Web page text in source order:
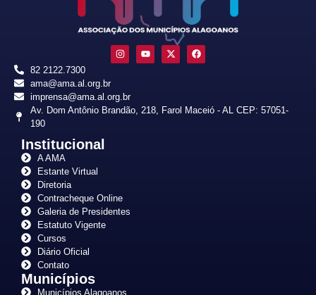
82 2122.7300
ama@ama.al.org.br
imprensa@ama.al.org.br
Av. Dom Antônio Brandão, 218, Farol Maceió - AL CEP: 57051-
190
Institucional
A AMA
Estante Virtual
Diretoria
Contracheque Online
Galeria de Presidentes
Estatuto Vigente
Cursos
Diário Oficial
Contato
Municípios
Municípios Alagoanos